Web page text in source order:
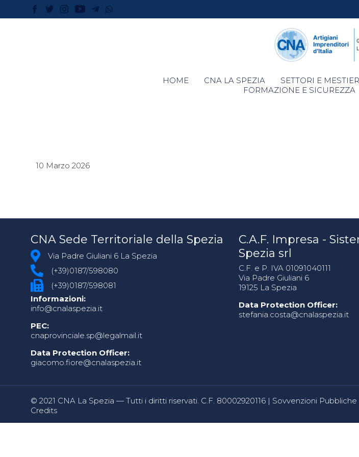
Skip
to
HOME CNA LA SPEZIA SETTORI E
FORMAZIONE E SICUREZZA
10 Marzo 2026
CNA Sede Territoriale della Spezia
Via Padre Giuliani 6 La Spezia
(+39)0187/598080
(+39)0187/598081
Informazioni:
info@cnalaspezia.it
PEC:
cnaprovinciale.sp@legalmail.it
Data Protection Officer:
giacomo.fiore@cnalaspezia.it
C.A.F. Impresa -
Spezia srl
C.F. e P. IVA 01091040111
Via Padre Giuliani 6
19125 La Spezia
Data Protection Officer:
stefania.costa@cnalaspezia.it
© 2021 CNA La Spezia — Tutti i diritti riservati. C.F. 80002920116 | Sovvenzioni
Credits